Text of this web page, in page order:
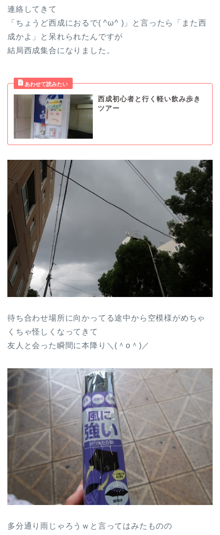
連絡してきて
「ちょうど西成におるで( ^ω^ )」と言ったら「また西
成かよ」と呆れられたんですが
結局西成集合になりました。
西成初心者と行く軽い飲み歩き
ツアー
待ち合わせ場所に向かってる途中から空模様がめちゃ
くちゃ怪しくなってきて
友人と会った瞬間に本降り＼(＾o＾)／
多分通り雨じゃろうｗと言ってはみたものの